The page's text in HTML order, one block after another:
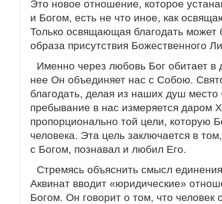
Это новое отношение, которое
и Богом, есть не что иное, как
Только освящающая благодать может
образа присутствия Божественного
Именно через любовь Бог обитает в
нее Он объединяет нас с Собою.
благодать, делая из наших душ место
пребывание в нас измеряется даром
пропорционально той цели, которую
человека. Эта цель заключается в
с Богом, познавал и любил Его.
Стремясь объяснить смысл
Аквинат вводит «юридические»
Богом. Он говорит о том, что человек